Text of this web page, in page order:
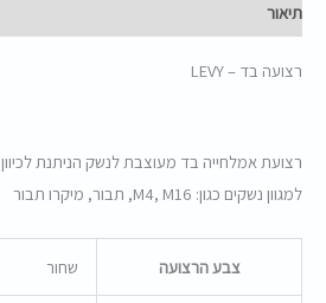
תיאור
רצועה בד – LEVY
רצועת אמלחייה בד מעוצבת לנשק הניתנת
למגוון נשקים כגון: M4, M16, תבור, מיקרו תבור
צבע הרצועה שחור